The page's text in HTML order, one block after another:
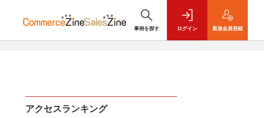
事例を探す ログイン 新規会員登録
アクセスランキング